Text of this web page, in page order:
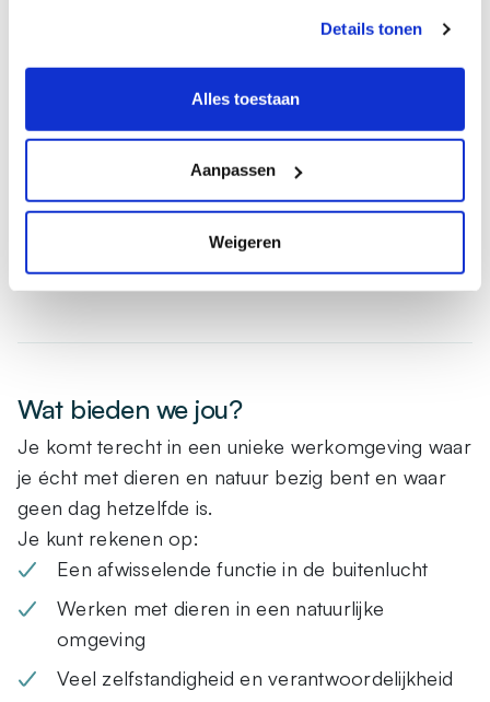
Details tonen
Alles toestaan
Aanpassen
Weigeren
Hebt feeling met dieren en respect voor de
eventueel later behaald worden)
Wat bieden we jou?
Je komt terecht in een unieke werkomgeving waar
je écht met dieren en natuur bezig bent en waar
geen dag hetzelfde is.
Je kunt rekenen op:
Een afwisselende functie in de buitenlucht
Werken met dieren in een natuurlijke
omgeving
Veel zelfstandigheid en verantwoordelijkheid